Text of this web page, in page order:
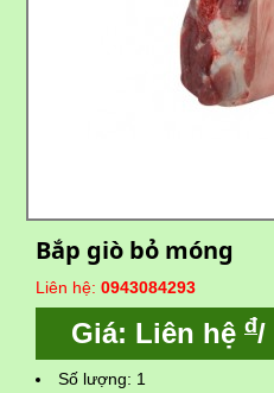
Bắp giò bỏ móng
Liên hệ: 0943084293
Giá: Liên hệ đ/
Số lượng: 1